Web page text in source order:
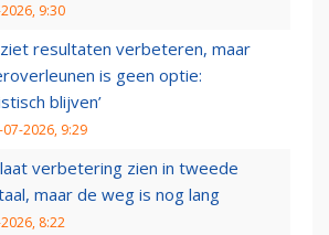
9:30
resultaten verbeteren, maar
is geen optie:
blijven’
2026, 9:29
verbetering zien in tweede
maar de weg is nog lang
8:22